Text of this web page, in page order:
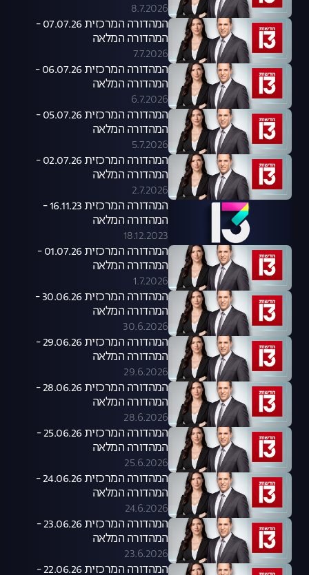
8.7.2026
המהדורה המרכזית 07.07.26 -
המהדורה המלאה
7.7.2026
המהדורה המרכזית 06.07.26 -
המהדורה המלאה
6.7.2026
המהדורה המרכזית 05.07.26 -
המהדורה המלאה
5.7.2026
המהדורה המרכזית 02.07.26 -
המהדורה המלאה
2.7.2026
המהדורה המרכזית 16.11.23 -
המהדורה המלאה
18.12.2023
המהדורה המרכזית 01.07.26 -
המהדורה המלאה
1.7.2026
המהדורה המרכזית 30.06.26 -
המהדורה המלאה
30.6.2026
המהדורה המרכזית 29.06.26 -
המהדורה המלאה
29.6.2026
המהדורה המרכזית 28.06.26 -
המהדורה המלאה
28.6.2026
המהדורה המרכזית 25.06.26 -
המהדורה המלאה
25.6.2026
המהדורה המרכזית 24.06.26 -
המהדורה המלאה
24.6.2026
המהדורה המרכזית 23.06.26 -
המהדורה המלאה
23.6.2026
המהדורה המרכזית 22.06.26 -